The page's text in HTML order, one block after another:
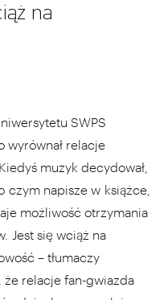
na
SWPS
wyrównał relacje
muzyk decydował,
napisze w książce,
możliwość otrzymania
Jest się wciąż na
– tłumaczy
że relacje fan-gwiazda